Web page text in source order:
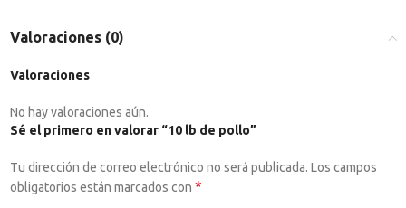
Valoraciones (0)
Valoraciones
No hay valoraciones aún.
Sé el primero en valorar “10 lb de pollo”
Tu dirección de correo electrónico no será publicada. Los campos
obligatorios están marcados con *